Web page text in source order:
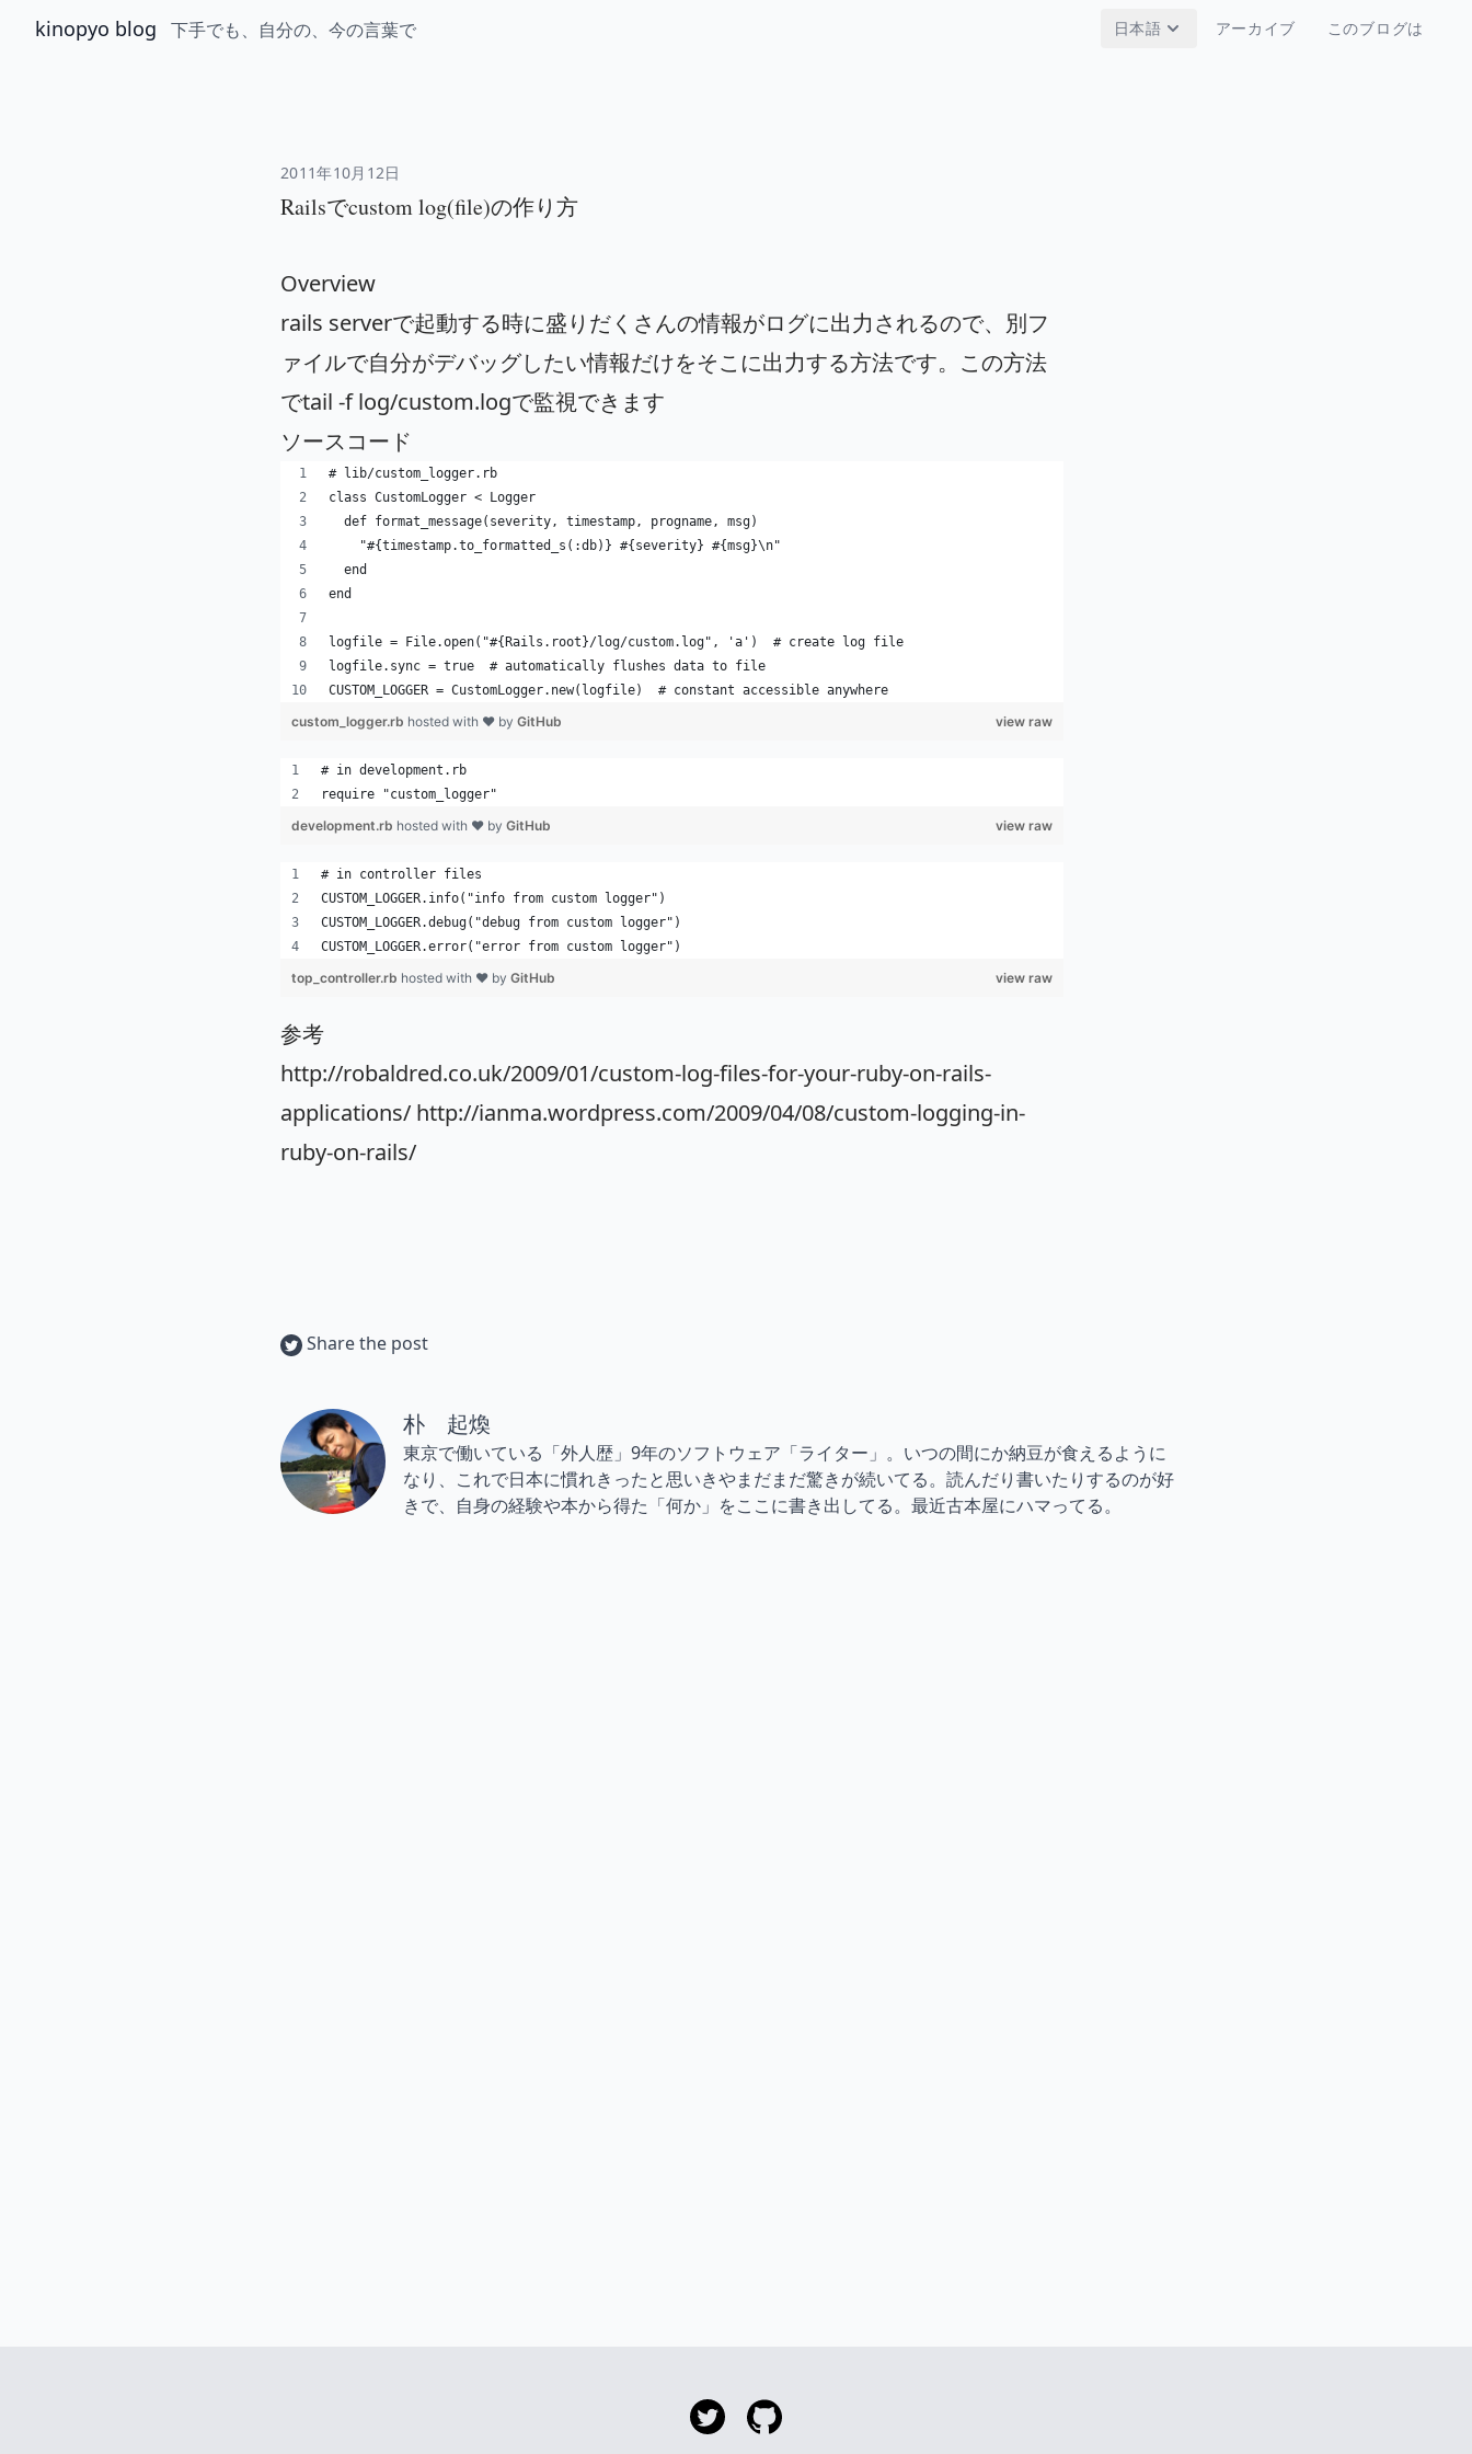
kinopyo blog 下手でも、自分の、今の言葉で 日本語 アーカイブ このブログは
2011年10月12日
Railsでcustom log(file)の作り方
Overview
rails serverで起動する時に盛りだくさんの情報がログに出力されるので、別フ
ァイルで自分がデバッグしたい情報だけをそこに出力する方法です。この方法
でtail -f log/custom.logで監視できます
ソースコード
# lib/custom_logger.rb
class CustomLogger < Logger
  def format_message(severity, timestamp, progname, msg)
    "#{timestamp.to_formatted_s(:db)} #{severity} #{msg}\n"
  end
end
logfile = File.open("#{Rails.root}/log/custom.log", 'a')  # create log file
logfile.sync = true  # automatically flushes data to file
CUSTOM_LOGGER = CustomLogger.new(logfile)  # constant accessible anywhere
view raw
custom_logger.rb hosted with ❤ by GitHub
# in development.rb
require "custom_logger"
view raw
development.rb hosted with ❤ by GitHub
# in controller files
CUSTOM_LOGGER.info("info from custom logger")
CUSTOM_LOGGER.debug("debug from custom logger")
CUSTOM_LOGGER.error("error from custom logger")
view raw
top_controller.rb hosted with ❤ by GitHub
参考
http://robaldred.co.uk/2009/01/custom-log-files-for-your-ruby-on-rails-
applications/ http://ianma.wordpress.com/2009/04/08/custom-logging-in-
ruby-on-rails/
Share the post
朴 起煥
東京で働いている「外人歴」9年のソフトウェア「ライター」。いつの間にか納豆が食えるように
なり、これで日本に慣れきったと思いきやまだまだ驚きが続いてる。読んだり書いたりするのが好
きで、自身の経験や本から得た「何か」をここに書き出してる。最近古本屋にハマってる。